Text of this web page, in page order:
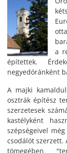
a
építettek.
negyedóránként
A majki
osztrák építész
szerzetesek
kastélyként
szépségeivel
csodálót szerzett.
tömegében